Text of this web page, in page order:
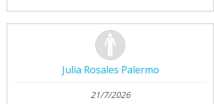
Julia Rosales Palermo
21/7/2026